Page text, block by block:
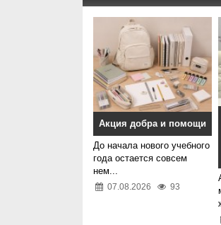
Акция добра и помощи
До начала нового учебного
года остается совсем
нем...
07.08.2026 93